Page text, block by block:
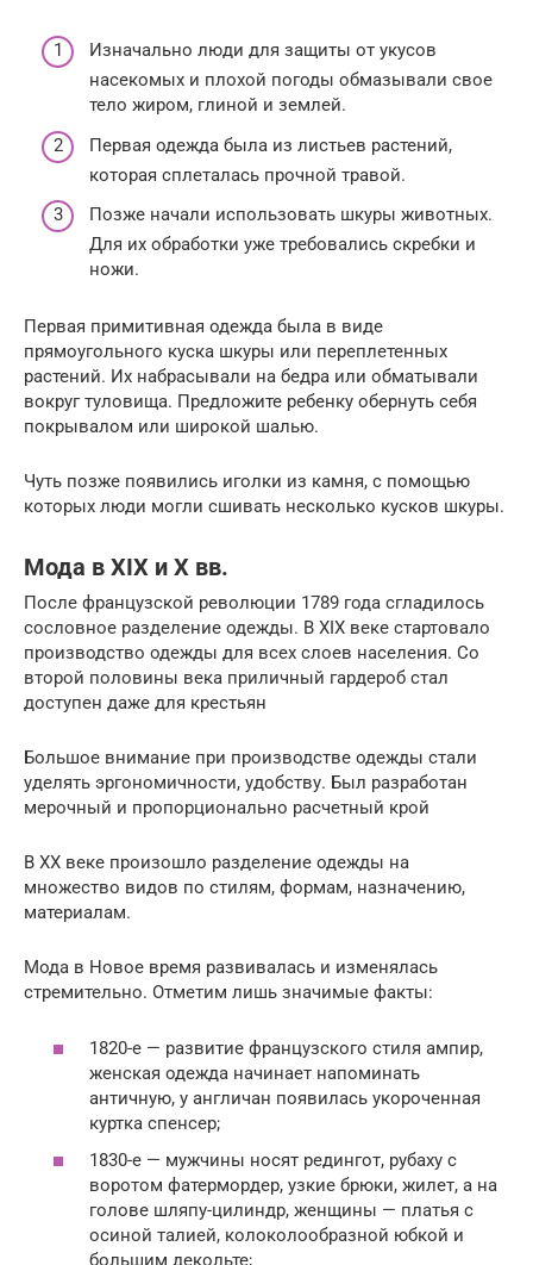
Изначально люди для защиты от укусов
насекомых и плохой погоды обмазывали свое
тело жиром, глиной и землей.
Первая одежда была из листьев растений,
которая сплеталась прочной травой.
Позже начали использовать шкуры животных.
Для их обработки уже требовались скребки и
ножи.
Первая примитивная одежда была в виде
прямоугольного куска шкуры или переплетенных
растений. Их набрасывали на бедра или обматывали
вокруг туловища. Предложите ребенку обернуть себя
покрывалом или широкой шалью.
Чуть позже появились иголки из камня, с помощью
которых люди могли сшивать несколько кусков шкуры.
Мода в XIX и X вв.
После французской революции 1789 года сгладилось
сословное разделение одежды. В XIX веке стартовало
производство одежды для всех слоев населения. Со
второй половины века приличный гардероб стал
доступен даже для крестьян
Большое внимание при производстве одежды стали
уделять эргономичности, удобству. Был разработан
мерочный и пропорционально расчетный крой
В XX веке произошло разделение одежды на
множество видов по стилям, формам, назначению,
материалам.
Мода в Новое время развивалась и изменялась
стремительно. Отметим лишь значимые факты:
1820-е — развитие французского стиля ампир,
женская одежда начинает напоминать
античную, у англичан появилась укороченная
куртка спенсер;
1830-е — мужчины носят редингот, рубаху с
воротом фатермордер, узкие брюки, жилет, а на
голове шляпу-цилиндр, женщины — платья с
осиной талией, колоколообразной юбкой и
большим декольте;